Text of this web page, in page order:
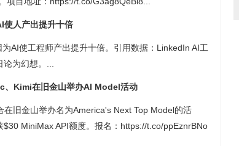
使人产出提升十倍
AI使工程师产出提升十倍。引用数据：LinkedIn AI工
为幻想。...
Kimi在旧金山举办AI Model活动
旧金山举办名为America's Next Top Model的活
MiniMax API额度。报名：https://t.co/ppEznrBNo